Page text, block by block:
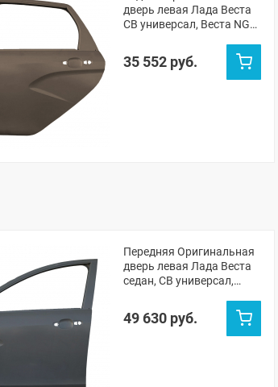
дверь левая Лада Веста
СВ универсал, Веста NG
35 552 руб.
Передняя Оригинальная
дверь левая Лада Веста
седан, СВ универсал,
(неокрашенная)
49 630 руб.